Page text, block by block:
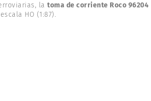
latoma de corriente Roco 96204
HO (1:87).